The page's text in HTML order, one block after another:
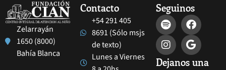
Zelarrayán
1650 (8000)
Bahía Blanca
Contacto
+54 291 405
8691 (Sólo msjs
de texto)
Lunes a Viernes
Seguinos
Dejanos una